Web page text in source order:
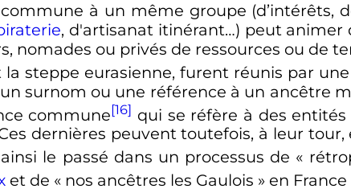
à un même groupe (d’intérêts,
, d'artisanat itinérant…) peut animer
nomades ou privés de ressources ou de
steppe eurasienne, furent réunis par une
surnom ou une référence à un ancêtre
commune[16] qui se réfère à des
dernières peuvent toutefois, à leur
le passé dans un processus de «
et de « nos ancêtres les Gaulois » en France